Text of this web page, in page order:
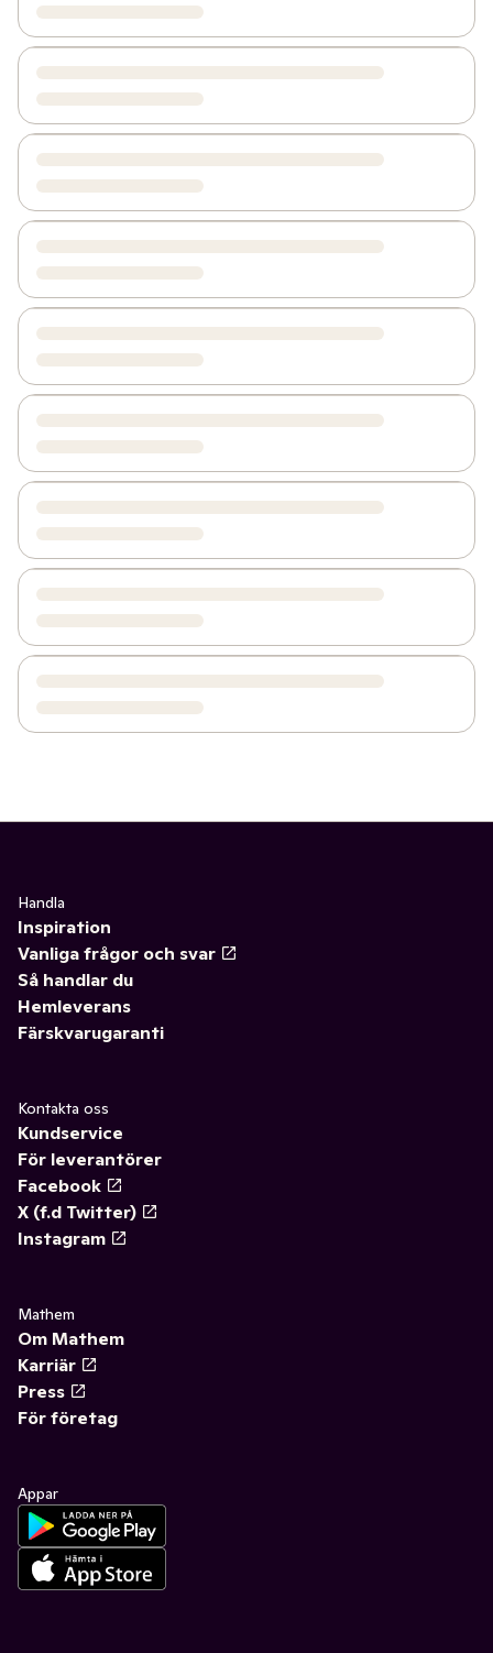
Handla
Inspiration
Vanliga frågor och svar
Så handlar du
Hemleverans
Färskvarugaranti
Kontakta oss
Kundservice
För leverantörer
Facebook
X (f.d Twitter)
Instagram
Mathem
Om Mathem
Karriär
Press
För företag
Appar